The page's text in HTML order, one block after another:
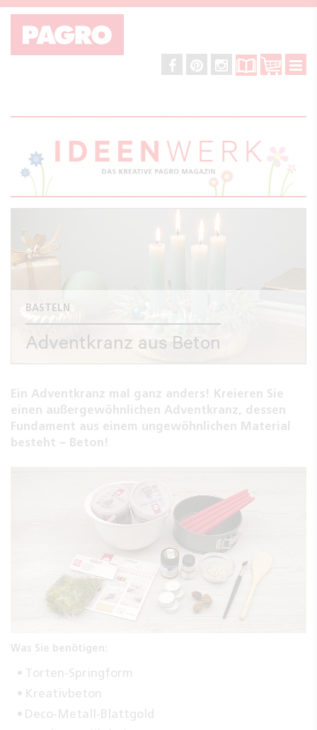
BASTELN
Adventkranz aus Beton
Ein Adventkranz mal ganz anders! Kreieren Sie
einen außergewöhnlichen Adventkranz, dessen
Fundament aus einem ungewöhnlichen Material
besteht – Beton!
Was Sie benötigen:
Torten-Springform
Kreativbeton
Deco-Metall-Blattgold